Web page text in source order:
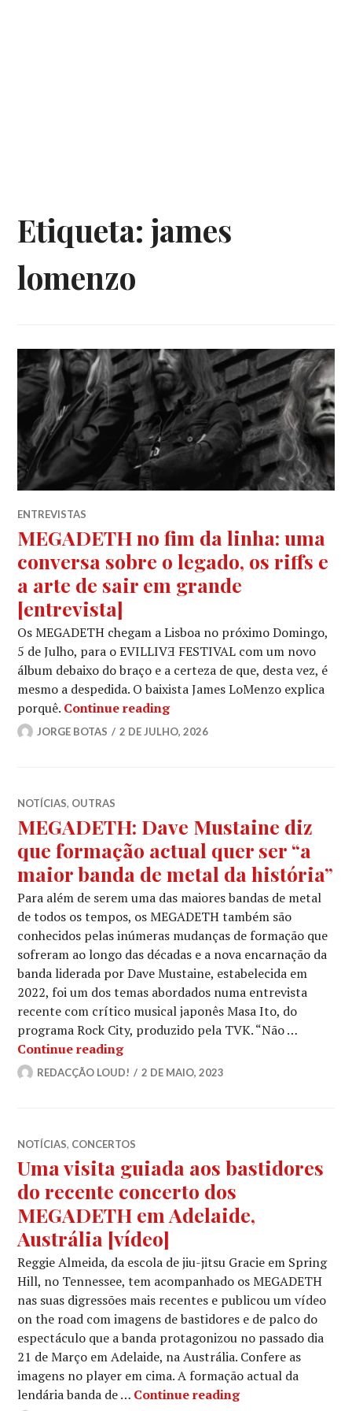
Etiqueta:james
lomenzo
ENTREVISTAS
MEGADETH no fim da linha: uma
conversa sobre o legado, os riffs e
a arte de sair em grande
[entrevista]
Os MEGADETH chegam a Lisboa no próximo Domingo,
5 de Julho, para o EVILLIVƎ FESTIVAL com um novo
álbum debaixo do braço e a certeza de que, desta vez, é
mesmo a despedida. O baixista James LoMenzo explica
porquê. Continue readingMEGADETH no fim da linha:
JORGE BOTAS 2 DE JULHO, 2026
NOTÍCIAS, OUTRAS
MEGADETH: Dave Mustaine diz
que formação actual quer ser “a
maior banda de metal da história”
Para além de serem uma das maiores bandas de metal
de todos os tempos, os MEGADETH também são
conhecidos pelas inúmeras mudanças de formação que
sofreram ao longo das décadas e a nova encarnação da
banda liderada por Dave Mustaine, estabelecida em
2022, foi um dos temas abordados numa entrevista
recente com crítico musical japonês Masa Ito, do
programa Rock City, produzido pela TVK. “Não …
Continue readingMEGADETH: Dave Mustaine diz
REDACÇÃO LOUD! 2 DE MAIO, 2023
NOTÍCIAS, CONCERTOS
Uma visita guiada aos bastidores
do recente concerto dos
MEGADETH em Adelaide,
Austrália [vídeo]
Reggie Almeida, da escola de jiu-jitsu Gracie em Spring
Hill, no Tennessee, tem acompanhado os MEGADETH
nas suas digressões mais recentes e publicou um vídeo
on the road com imagens de bastidores e de palco do
espectáculo que a banda protagonizou no passado dia
21 de Março em Adelaide, na Austrália. Confere as
imagens no player em cima. A formação actual da
lendária banda de … Continue readingUma visita